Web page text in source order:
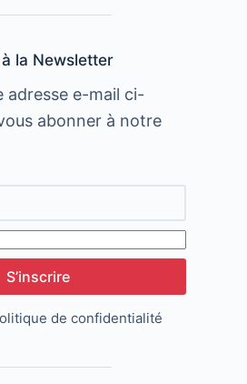
la Newsletter
adresse e-mail ci-
abonner à notre
S’inscrire
de confidentialité